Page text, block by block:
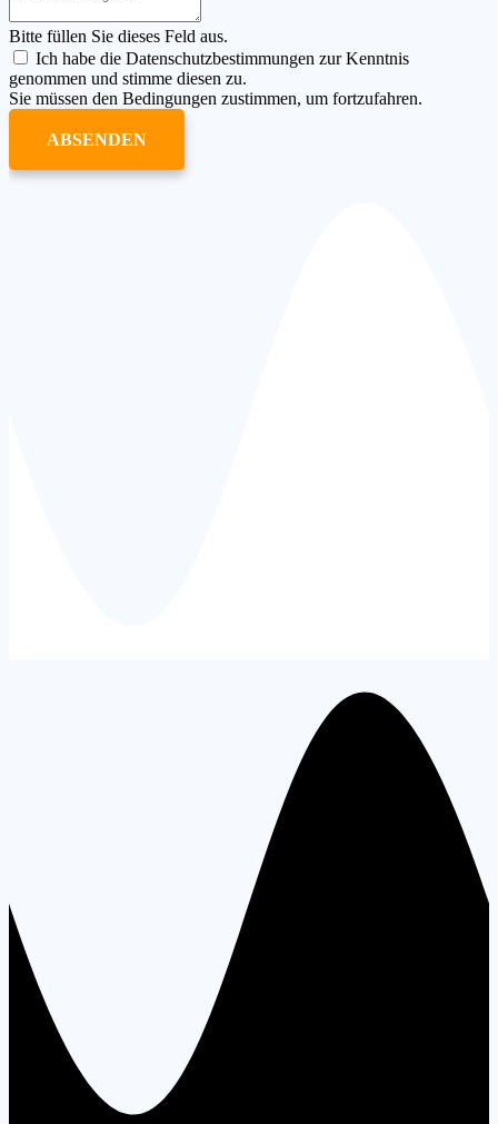
Bitte füllen Sie dieses Feld aus.
Ich habe die Datenschutzbestimmungen zur Kenntnis
genommen und stimme diesen zu.
Sie müssen den Bedingungen zustimmen, um fortzufahren.
ABSENDEN